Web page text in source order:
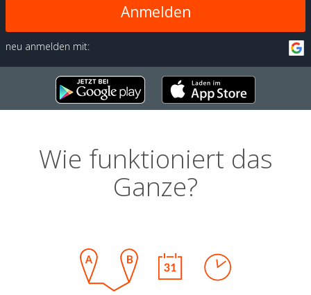
Anmelden
neu anmelden mit:
Wie funktioniert das
Ganze?